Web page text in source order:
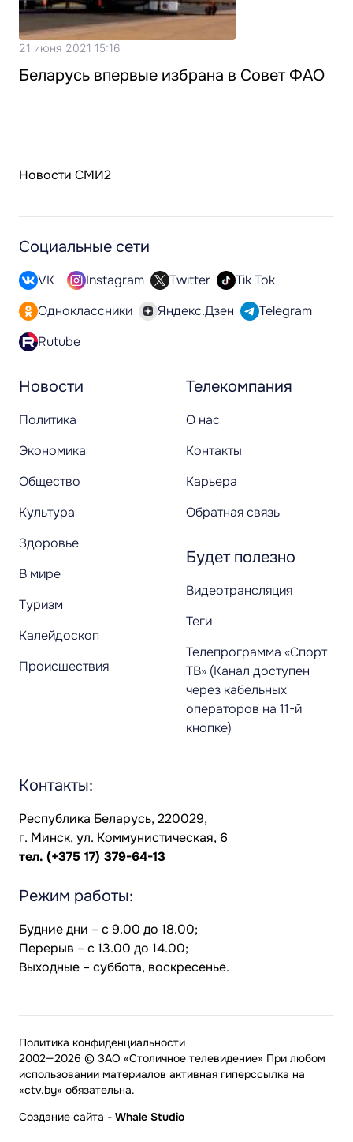
21 июня 2021 15:16
Беларусь впервые избрана в Совет ФАО
Новости СМИ2
Новости
Политика
Экономика
Общество
Культура
Здоровье
В мире
Туризм
Калейдоскоп
Происшествия
Телекомпания
О нас
Контакты
Карьера
Обратная связь
Будет полезно
Видеотрансляция
Теги
Телепрограмма «Спорт
ТВ» (Канал доступен
через кабельных
операторов на 11-й
кнопке)
Социальные сети
VK Instagram Twitter
Tik Tok
Одноклассники
Яндекс.Дзен
Telegram
Rutube
Контакты:
Республика Беларусь, 220029,
г. Минск, ул. Коммунистическая, 6
тел. (+375 17) 379-64-13
Режим работы:
Будние дни – с 9.00 до 18.00;
Перерыв – с 13.00 до 14.00;
Выходные – суббота, воскресенье.
2002—2026 © ЗАО «Столичное телевидение» При любом
использовании материалов активная гиперссылка на
«ctv.by» обязательна.
Политика конфиденциальности
Создание сайта - Whale Studio